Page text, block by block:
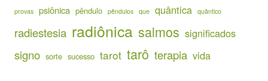
provas psiônica pêndulo pêndulos que quântica quântico
radiestesia radiônica salmos significados
signo sorte sucesso tarot tarô terapia vida